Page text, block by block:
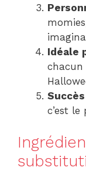
Idéale
chacun
c’est